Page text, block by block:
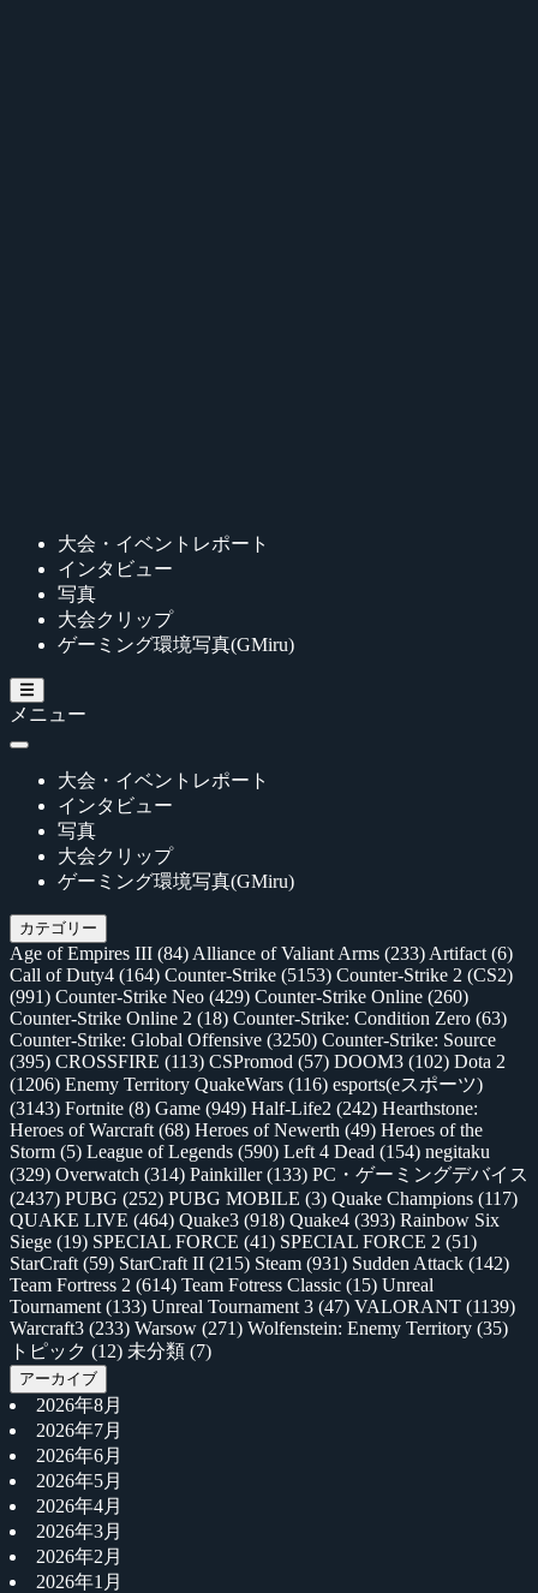
大会・イベントレポート
インタビュー
写真
大会クリップ
ゲーミング環境写真(GMiru)
メニュー
大会・イベントレポート
インタビュー
写真
大会クリップ
ゲーミング環境写真(GMiru)
カテゴリー
Age of Empires III (84) Alliance of Valiant Arms (233) Artifact (6)
Call of Duty4 (164) Counter-Strike (5153) Counter-Strike 2 (CS2)
(991) Counter-Strike Neo (429) Counter-Strike Online (260)
Counter-Strike Online 2 (18) Counter-Strike: Condition Zero (63)
Counter-Strike: Global Offensive (3250) Counter-Strike: Source
(395) CROSSFIRE (113) CSPromod (57) DOOM3 (102) Dota 2
(1206) Enemy Territory QuakeWars (116) esports(eスポーツ)
(3143) Fortnite (8) Game (949) Half-Life2 (242) Hearthstone:
Heroes of Warcraft (68) Heroes of Newerth (49) Heroes of the
Storm (5) League of Legends (590) Left 4 Dead (154) negitaku
(329) Overwatch (314) Painkiller(133) PC・ゲーミングデバイス
(2437) PUBG (252) PUBG MOBILE (3) Quake Champions (117)
QUAKE LIVE (464) Quake3 (918) Quake4 (393) Rainbow Six
Siege (19) SPECIAL FORCE (41) SPECIAL FORCE 2 (51)
StarCraft (59) StarCraft II (215) Steam (931) Sudden Attack (142)
Team Fortress 2 (614) Team Fotress Classic (15) Unreal
Tournament (133) Unreal Tournament 3 (47) VALORANT (1139)
Warcraft3 (233) Warsow (271) Wolfenstein: Enemy Territory (35)
トピック (12) 未分類 (7)
アーカイブ
2026年8月
2026年7月
2026年6月
2026年5月
2026年4月
2026年3月
2026年2月
2026年1月